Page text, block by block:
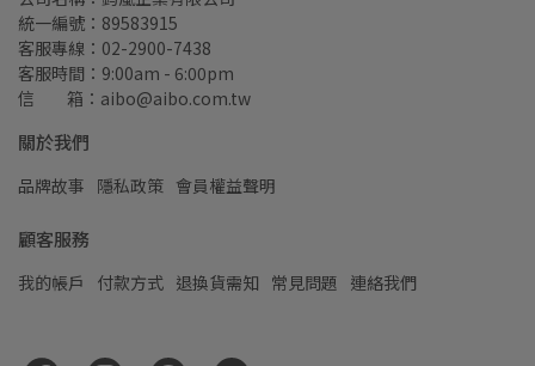
統一編號：89583915
客服專線：02-2900-7438
客服時間：9:00am - 6:00pm
信         箱：aibo@aibo.com.tw
關於我們
品牌故事 隱私政策 會員權益聲明
顧客服務
我的帳戶 付款方式 退換貨需知 常見問題 連絡我們